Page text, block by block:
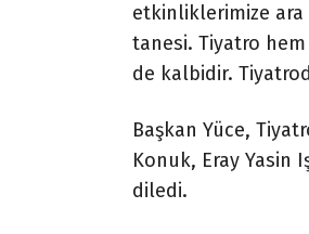
etkinliklerimize
tanesi. Tiyatro
de kalbidir.
Başkan Yüce,
Konuk, Eray Yasin
diledi.